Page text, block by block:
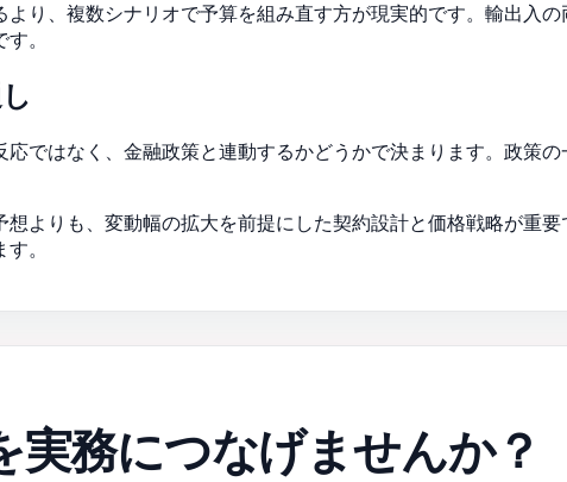
り、複数シナリオで予算を組み直す方が現実的です。輸出入
。
ではなく、金融政策と連動するかどうかで決まります。政策
よりも、変動幅の拡大を前提にした契約設計と価格戦略が重
。
実務につなげませんか？